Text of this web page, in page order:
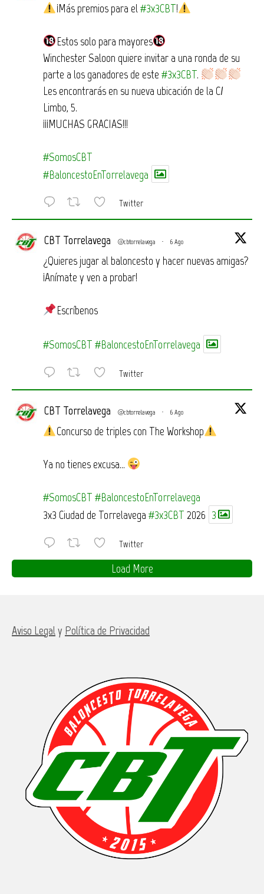
¡Más premios para el #3x3CBT!
Estos solo para mayores
Winchester Saloon quiere invitar a una ronda de su
parte a los ganadores de este #3x3CBT.
Les encontrarás en su nueva ubicación de la C/
Limbo, 5.
¡¡¡MUCHAS GRACIAS!!!
#SomosCBT
#BaloncestoEnTorrelavega
Twitter
CBT Torrelavega @cbtorrelavega · 6 Ago
¿Quieres jugar al baloncesto y hacer nuevas amigas?
¡Anímate y ven a probar!
Escríbenos
#SomosCBT #BaloncestoEnTorrelavega
Twitter
CBT Torrelavega @cbtorrelavega · 6 Ago
Concurso de triples con The Workshop
Ya no tienes excusa…
#SomosCBT #BaloncestoEnTorrelavega
3x3 Ciudad de Torrelavega#3x3CBT 2026 3
Twitter
Load More
Aviso Legaly Política de Privacidad